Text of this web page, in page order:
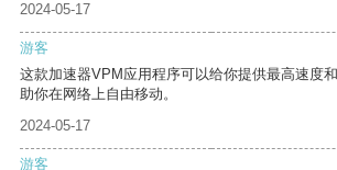
2024-05-17
游客
这款加速器VPM应用程序可以给你提供最高速度
助你在网络上自由移动。
2024-05-17
游客